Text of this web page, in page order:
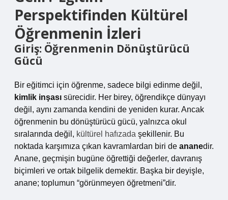
Perspektifinden Kültürel
Öğrenmenin İzleri
Giriş: Öğrenmenin Dönüştürücü
Gücü
Bir eğitimci için öğrenme, sadece bilgi edinme değil,
kimlik inşası sürecidir. Her birey, öğrendikçe dünyayı
değil, aynı zamanda kendini de yeniden kurar. Ancak
öğrenmenin bu dönüştürücü gücü, yalnızca okul
sıralarında değil, kültürel hafızada şekillenir. Bu
noktada karşımıza çıkan kavramlardan biri de ananedir.
Anane, geçmişin bugüne öğrettiği değerler, davranış
biçimleri ve ortak bilgelik demektir. Başka bir deyişle,
anane; toplumun “görünmeyen öğretmeni”dir.